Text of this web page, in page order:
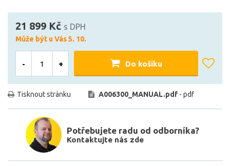
21 899 Kč s DPH
Může být u Vás 5. 10.
- + Do košíku
Tisknout stránku A006300_MANUAL.pdf - pdf
Potřebujete radu od odborníka?
Kontaktujte nás zde